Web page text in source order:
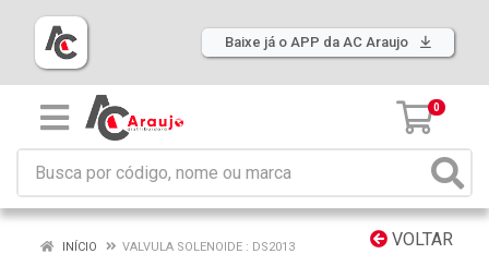
Baixe já o APP da AC Araujo
0
VOLTAR
INÍCIO VALVULA SOLENOIDE : DS2013